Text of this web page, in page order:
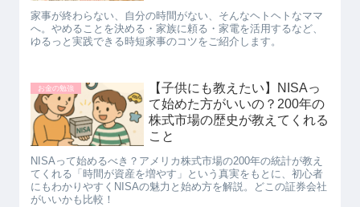
家事が終わらない、自分の時間がない、そんなヘトヘトなママ
へ。やめることを決める・家族に頼る・家電を活用するなど、
ゆるっと実践できる時短家事のコツをご紹介します。
お金の勉強
【子供にも教えたい】NISAっ
て始めた方がいいの？200年の
株式市場の歴史が教えてくれる
こと
NISAって始めるべき？アメリカ株式市場の200年の統計が教え
てくれる「時間が資産を増やす」という真実をもとに、初心者
にもわかりやすくNISAの魅力と始め方を解説。どこの証券会社
がいいかも比較！